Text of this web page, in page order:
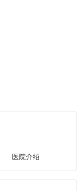
医院介绍